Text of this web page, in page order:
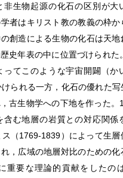
非生物起源の化石の区別が大
者はキリスト教の教義の枠か
創造による生物の化石は天
史年表の中に位置づけられた
ってこのような宇宙開闢（か
られる一方，化石の優れた写
古生物学への下地を作った。
含む地層の岩質との対応関係
（1769-1839）によって生層
，広域の地層対比のための化
重要な理論的貢献をしたの